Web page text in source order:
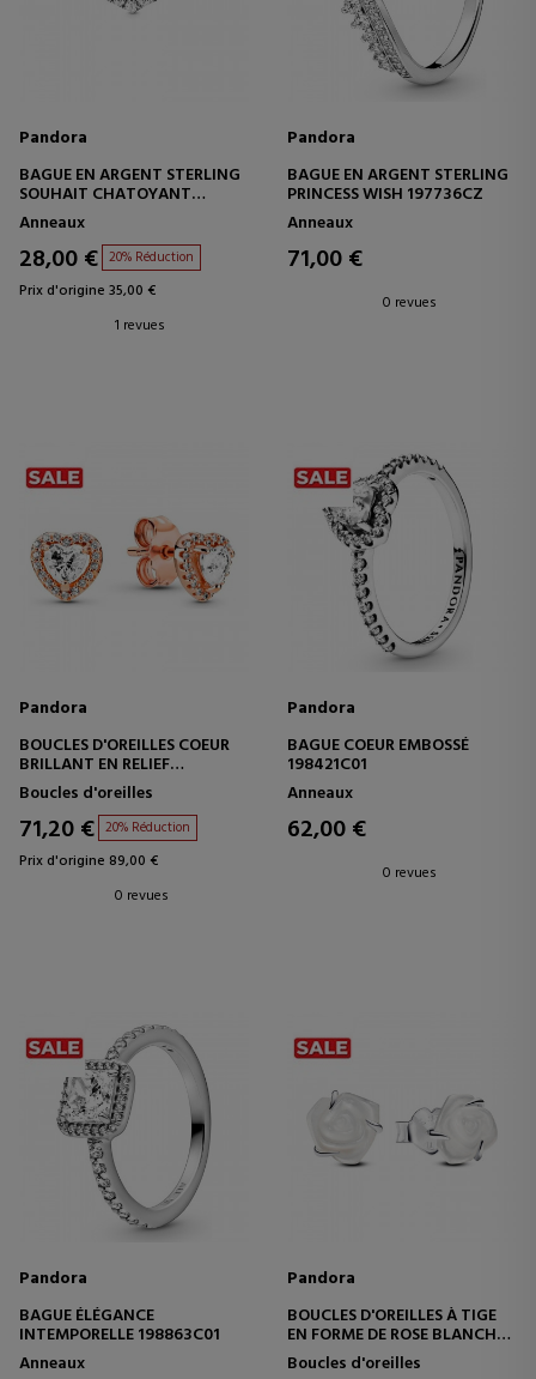
Pandora
BAGUE EN ARGENT STERLING
SOUHAIT CHATOYANT
196316CZ
Anneaux
28,00 € 20% Réduction
Prix d'origine 35,00 €
1 revues
Pandora
BAGUE EN ARGENT STERLING
PRINCESS WISH 197736CZ
Anneaux
71,00 €
0 revues
Pandora
BOUCLES D'OREILLES COEUR
BRILLANT EN RELIEF
288427C01
Boucles d'oreilles
71,20 € 20% Réduction
Prix d'origine 89,00 €
0 revues
Pandora
BAGUE COEUR EMBOSSÉ
198421C01
Anneaux
62,00 €
0 revues
Pandora
BAGUE ÉLÉGANCE
INTEMPORELLE 198863C01
Anneaux
Pandora
BOUCLES D'OREILLES À TIGE
EN FORME DE ROSE BLANCHE
EN FLEURS 293209C01
Boucles d'oreilles